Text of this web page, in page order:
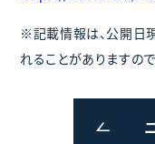
※記載情報は、公開日
れることがありますの